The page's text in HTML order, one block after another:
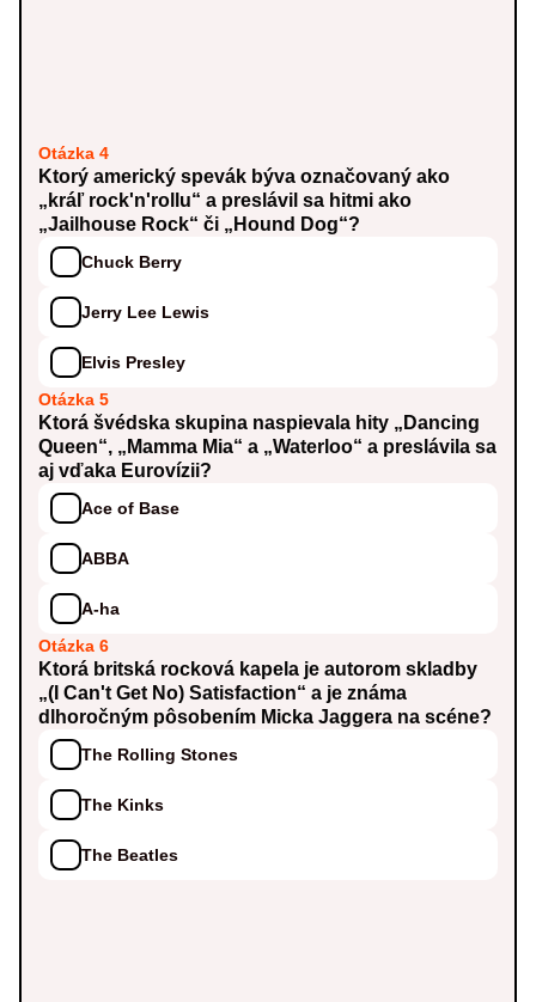
Otázka 4
Ktorý americký spevák býva označovaný ako
„kráľ rock'n'rollu“ a preslávil sa hitmi ako
„Jailhouse Rock“ či „Hound Dog“?
Chuck Berry
Jerry Lee Lewis
Elvis Presley
Otázka 5
Ktorá švédska skupina naspievala hity „Dancing
Queen“, „Mamma Mia“ a „Waterloo“ a preslávila sa
aj vďaka Eurovízii?
Ace of Base
ABBA
A-ha
Otázka 6
Ktorá britská rocková kapela je autorom skladby
„(I Can't Get No) Satisfaction“ a je známa
dlhoročným pôsobením Micka Jaggera na scéne?
The Rolling Stones
The Kinks
The Beatles